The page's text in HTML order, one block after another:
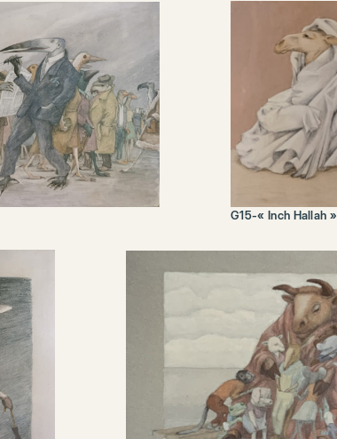
G15-« Inch Hallah »